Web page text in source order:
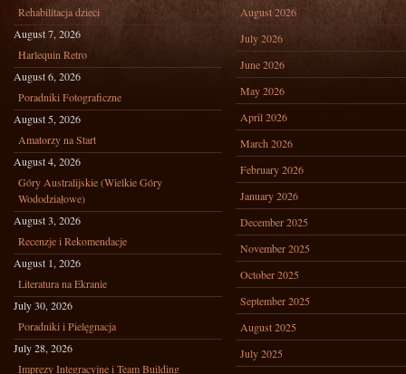
Rehabilitacja dzieci
August 7, 2026
Harlequin Retro
August 6, 2026
Poradniki Fotograficzne
August 5, 2026
Amatorzy na Start
August 4, 2026
Góry Australijskie (Wielkie Góry
Wododziałowe)
August 3, 2026
Recenzje i Rekomendacje
August 1, 2026
Literatura na Ekranie
July 30, 2026
Poradniki i Pielęgnacja
July 28, 2026
Imprezy Integracyjne i Team Building
August 2026
July 2026
June 2026
May 2026
April 2026
March 2026
February 2026
January 2026
December 2025
November 2025
October 2025
September 2025
August 2025
July 2025